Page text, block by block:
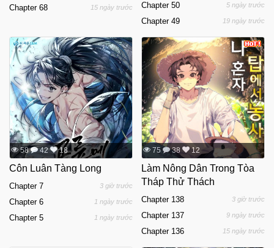
Chapter 68 15 ngày trước Chapter 50 5 ngày trước
Chapter 49 19 ngày trước
58 42 18
Côn Luân Tàng Long
Chapter 7 3 giờ trước
Chapter 6 1 ngày trước
Chapter 5 1 ngày trước
75 38 12
Làm Nông Dân Trong Tòa
Tháp Thử Thách
Chapter 138 3 giờ trước
Chapter 137 9 ngày trước
Chapter 136 15 ngày trước